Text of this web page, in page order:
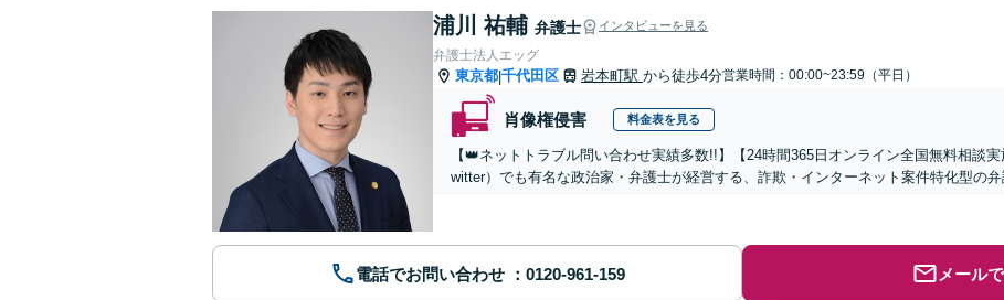
浦川 祐輔 弁護士 インタビューを見る
弁護士法人エッグ
東京都|千代田区 岩本町駅 から徒歩4分営業時間：00:00~23:59（平日）
肖像権侵害 料金表を見る
【👑ネットトラブル問い合わせ実績多数!!】【24時間365日オンライン全国無料相談
witter）でも有名な政治家・弁護士が経営する、詐欺・インターネット案件特化型の
電話でお問い合わせ メール